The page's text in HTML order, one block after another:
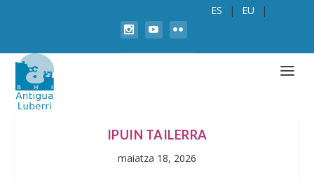
EU
ES
IPUIN TAILERRA
maiatza 18, 2026